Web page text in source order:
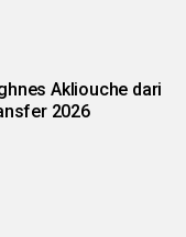
Akliouche dari
2026